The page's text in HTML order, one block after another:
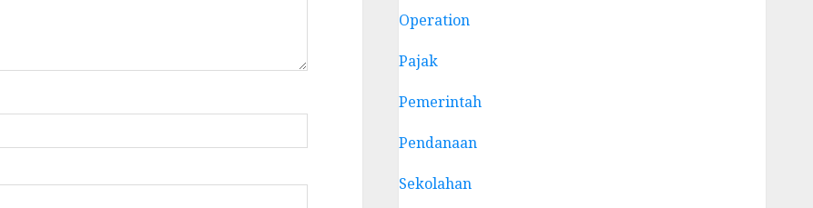
Operation
Pajak
Pemerintah
Pendanaan
Sekolahan